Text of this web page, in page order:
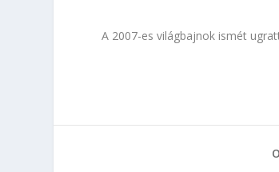
A 2007-es világbajnok ismét